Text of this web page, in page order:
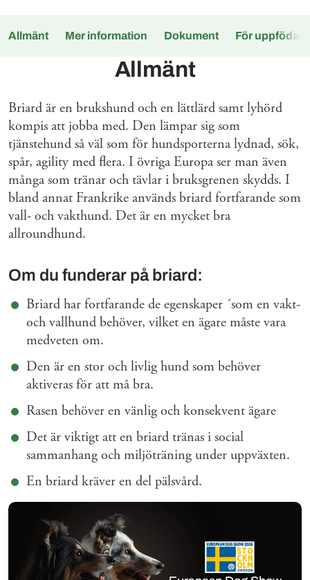
Allmänt Mer information Dokument För uppfödare
Allmänt
Briard är en brukshund och en lättlärd samt lyhörd
kompis att jobba med. Den lämpar sig som
tjänstehund så väl som för hundsporterna lydnad, sök,
spår, agility med flera. I övriga Europa ser man även
många som tränar och tävlar i bruksgrenen skydds. I
bland annat Frankrike används briard fortfarande som
vall- och vakthund. Det är en mycket bra
allroundhund.
Om du funderar på briard:
Briard har fortfarande de egenskaper ´som en vakt-
och vallhund behöver, vilket en ägare måste vara
medveten om.
Den är en stor och livlig hund som behöver
aktiveras för att må bra.
Rasen behöver en vänlig och konsekvent ägare
Det är viktigt att en briard tränas i social
sammanhang och miljöträning under uppväxten.
En briard kräver en del pälsvård.